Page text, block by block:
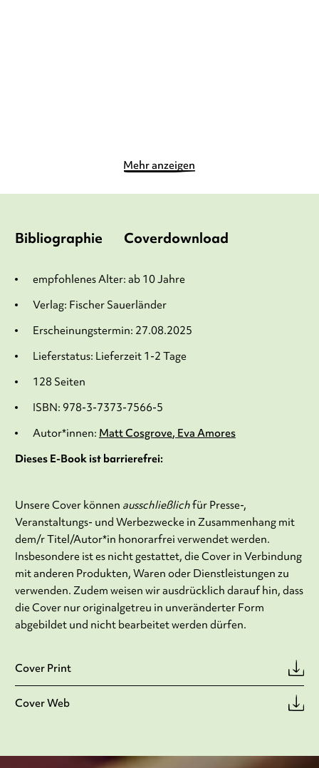
Mehr anzeigen
Bibliographie Coverdownload
Verlag: Fischer Sauerländer
Erscheinungstermin: 27.08.2025
Lieferstatus: Lieferzeit 1-2 Tage
ISBN: 978-3-7373-7566-5
128 Seiten
Autor*innen: Matt Cosgrove Eva Amores
empfohlenes Alter: ab 10 Jahre
Dieses E-Book ist barrierefrei:
Unsere Cover können ausschließlichfür Presse-,
Veranstaltungs- und Werbezwecke in Zusammenhang mit
dem/r Titel/Autor*in honorarfrei verwendet werden.
Insbesondere ist es nicht gestattet, die Cover in Verbindung
mit anderen Produkten, Waren oder Dienstleistungen zu
verwenden. Zudem weisen wir ausdrücklich darauf hin, dass
die Cover nur originalgetreu in unveränderter Form
abgebildet und nicht bearbeitet werden dürfen.
Cover Print
Cover Web